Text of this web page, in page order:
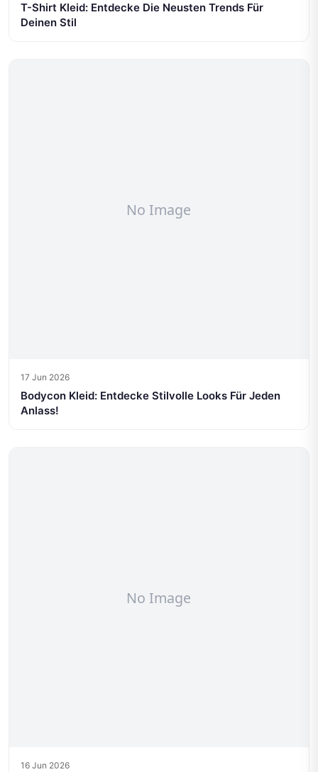
T-Shirt Kleid: Entdecke Die Neusten Trends Für
Deinen Stil
17 Jun 2026
Bodycon Kleid: Entdecke Stilvolle Looks Für Jeden
Anlass!
16 Jun 2026